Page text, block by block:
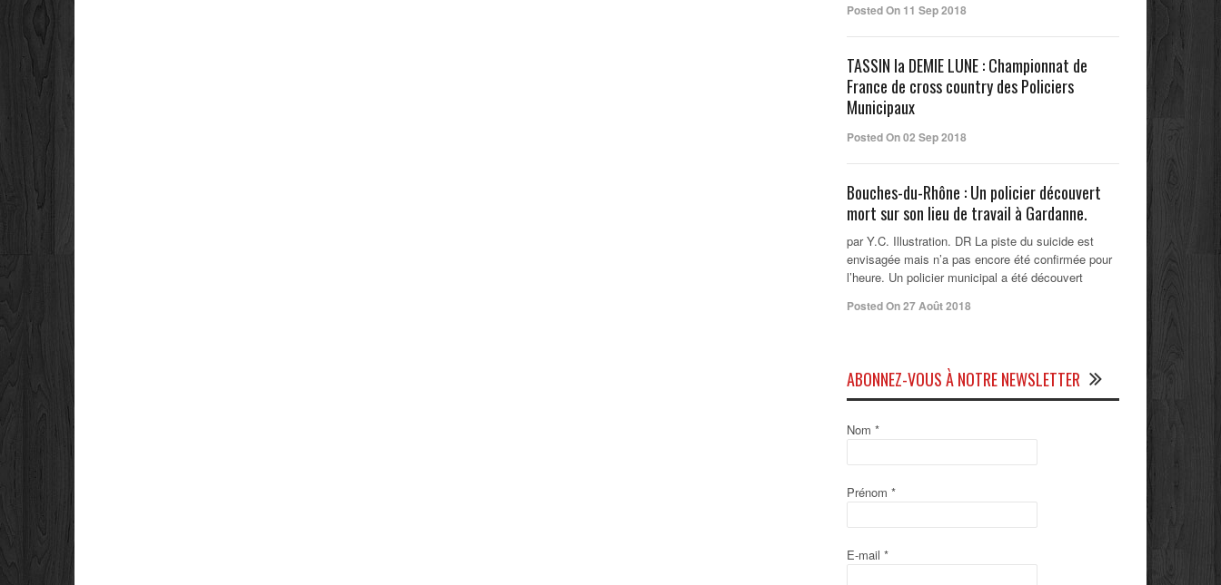
Posted On 11 Sep 2018
TASSIN la DEMIE LUNE : Championnat de
France de cross country des Policiers
Municipaux
Posted On 02 Sep 2018
Bouches-du-Rhône : Un policier découvert
mort sur son lieu de travail à Gardanne.
par Y.C. Illustration. DR La piste du suicide est
envisagée mais n’a pas encore été confirmée pour
l’heure. Un policier municipal a été découvert
Posted On 27 Août 2018
ABONNEZ-VOUS À NOTRE NEWSLETTER
Nom *
Prénom *
E-mail *